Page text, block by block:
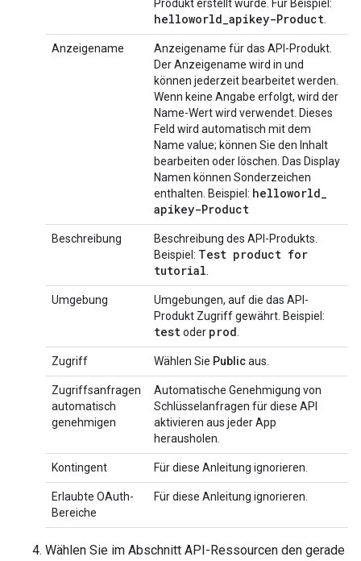
Produkt erstellt wurde. Für Beispiel:
helloworld_apikey-Product.
Anzeigename
Anzeigename für das API-Produkt.
Der Anzeigename wird in und
können jederzeit bearbeitet werden.
Wenn keine Angabe erfolgt, wird der
Name-Wert wird verwendet. Dieses
Feld wird automatisch mit dem
Name value; können Sie den Inhalt
bearbeiten oder löschen. Das Display
Namen können Sonderzeichen
enthalten. Beispiel: helloworld_
apikey-Product
Beschreibung
Beschreibung des API-Produkts.
Beispiel: Test product for
tutorial.
Umgebung
Umgebungen, auf die das API-
Produkt Zugriff gewährt. Beispiel:
testoder prod.
Zugriff Wählen Sie Publicaus.
Zugriffsanfragen
automatisch
genehmigen
Automatische Genehmigung von
Schlüsselanfragen für diese API
aktivieren aus jeder App
herausholen.
Kontingent Für diese Anleitung ignorieren.
Erlaubte OAuth-
Bereiche
Für diese Anleitung ignorieren.
Wählen Sie im Abschnitt API-Ressourcen den gerade